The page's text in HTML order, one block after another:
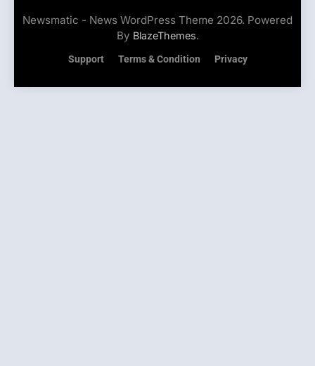
Newsmatic - News WordPress Theme 2026. Powered
By BlazeThemes.
Support Terms & Condition Privacy